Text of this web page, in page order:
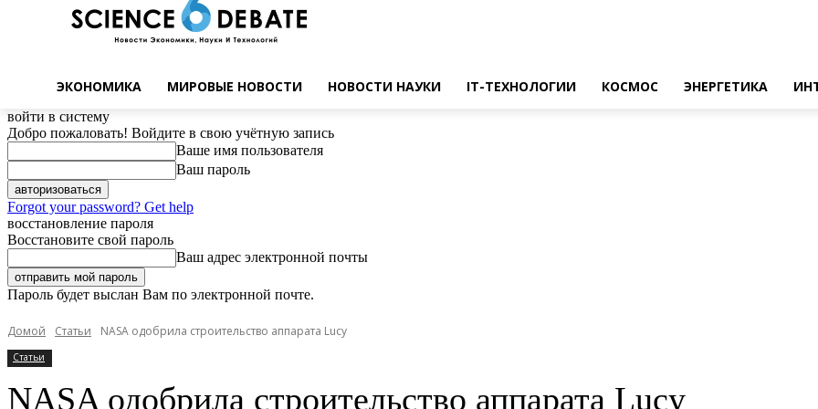
ЭКОНОМИКА МИРОВЫЕ НОВОСТИ НОВОСТИ НАУКИ IT-ТЕХНОЛОГИИ КОСМОС ЭНЕРГЕТИКА
войти в систему
Добро пожаловать! Войдите в свою учётную запись
Ваше имя пользователя
Ваш пароль
Forgot your password? Get help
восстановление пароля
Восстановите свой пароль
Ваш адрес электронной почты
Пароль будет выслан Вам по электронной почте.
Домой Статьи NASA одобрила строительство аппарата Lucy
Статьи
NASA одобрила строительство аппарата Lucy